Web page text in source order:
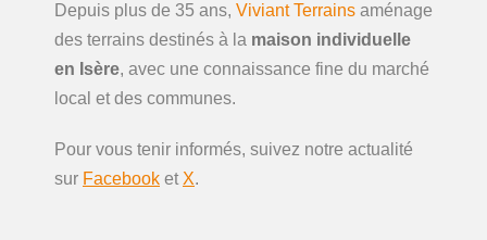
Depuis plus de 35 ans, Viviant Terrains aménage
des terrains destinés à la maison individuelle
en Isère, avec une connaissance fine du marché
local et des communes.
Pour vous tenir informés, suivez notre actualité
sur Facebook etX.